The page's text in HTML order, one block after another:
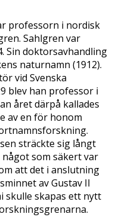
professorn i nordisk
Sahlgren var
Sin doktorsavhandling
naturnamn (1912).
vid Svenska
blev han professor i
året därpå kallades
av en för honom
sträckte sig långt
som säkert var
att det i anslutning
av Gustav II
skulle skapas ett nytt